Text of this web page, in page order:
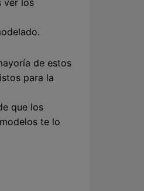
ver los
de estos
para la
que los
te lo